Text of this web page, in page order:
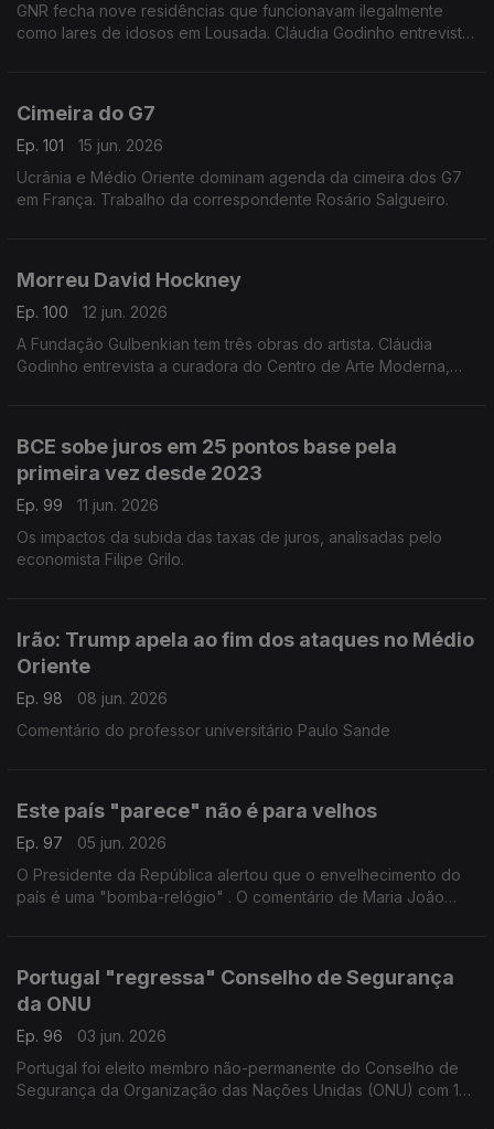
GNR fecha nove residências que funcionavam ilegalmente
como lares de idosos em Lousada. Cláudia Godinho entrevista
Cimeira do G7
Ep. 101
15 jun. 2026
Ucrânia e Médio Oriente dominam agenda da cimeira dos G7
em França. Trabalho da correspondente Rosário Salgueiro.
Morreu David Hockney
Ep. 100
12 jun. 2026
A Fundação Gulbenkian tem três obras do artista. Cláudia
Godinho entrevista a curadora do Centro de Arte Moderna,
BCE sobe juros em 25 pontos base pela
primeira vez desde 2023
Ep. 99
11 jun. 2026
Os impactos da subida das taxas de juros, analisadas pelo
economista Filipe Grilo.
Irão: Trump apela ao fim dos ataques no Médio
Oriente
Ep. 98
08 jun. 2026
Comentário do professor universitário Paulo Sande
Este país "parece" não é para velhos
Ep. 97
05 jun. 2026
O Presidente da República alertou que o envelhecimento do
país é uma "bomba-relógio" . O comentário de Maria João
Portugal "regressa" Conselho de Segurança
da ONU
Ep. 96
03 jun. 2026
Portugal foi eleito membro não-permanente do Conselho de
Segurança da Organização das Nações Unidas (ONU) com 134